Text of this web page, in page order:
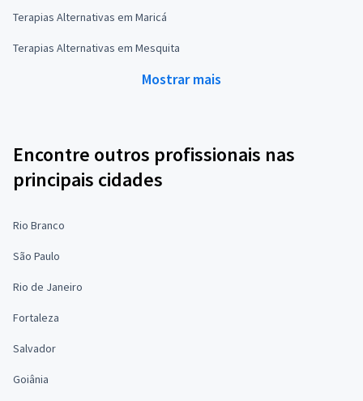
Terapias Alternativas em Maricá
Terapias Alternativas em Mesquita
Mostrar mais
Encontre outros profissionais nas
principais cidades
Rio Branco
São Paulo
Rio de Janeiro
Fortaleza
Salvador
Goiânia